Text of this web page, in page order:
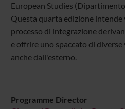
European Studies
Questa quarta edizione
processo di integrazione
e offrire uno spaccato di
anche dall'esterno.
Programme Director